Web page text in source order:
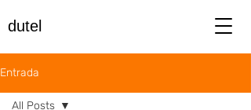
dutel
Entrada
All Posts